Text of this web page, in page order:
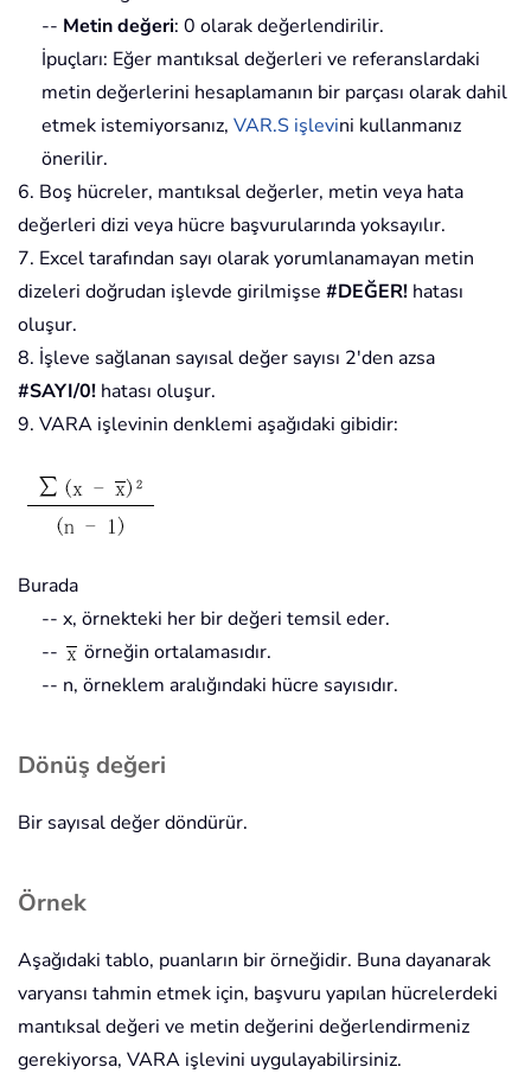
-- Metin değeri: 0 olarak değerlendirilir.
İpuçları: Eğer mantıksal değerleri ve referanslardaki
metin değerlerini hesaplamanın bir parçası olarak dahil
etmek istemiyorsanız, VAR.S işlevini kullanmanız
önerilir.
6. Boş hücreler, mantıksal değerler, metin veya hata
değerleri dizi veya hücre başvurularında yoksayılır.
7. Excel tarafından sayı olarak yorumlanamayan metin
dizeleri doğrudan işlevde girilmişse #DEĞER! hatası
oluşur.
8. İşleve sağlanan sayısal değer sayısı 2'den azsa
#SAYI/0! hatası oluşur.
9. VARA işlevinin denklemi aşağıdaki gibidir:
Burada
-- x, örnekteki her bir değeri temsil eder.
--
örneğin ortalamasıdır.
-- n, örneklem aralığındaki hücre sayısıdır.
Dönüş değeri
Bir sayısal değer döndürür.
Örnek
Aşağıdaki tablo, puanların bir örneğidir. Buna dayanarak
varyansı tahmin etmek için, başvuru yapılan hücrelerdeki
mantıksal değeri ve metin değerini değerlendirmeniz
gerekiyorsa, VARA işlevini uygulayabilirsiniz.